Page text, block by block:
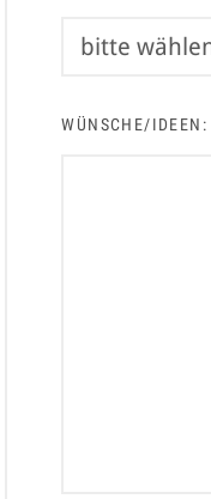
WÜNSCHE/IDEEN: